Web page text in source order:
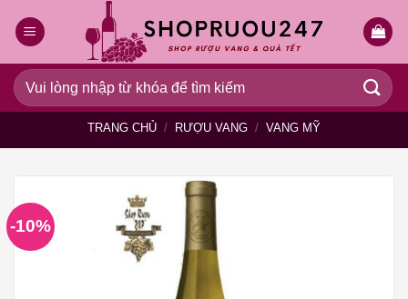
qua
dung
Tìm
kiếm:
TRANG CHỦ / RƯỢU VANG / VANG MỸ
-10%